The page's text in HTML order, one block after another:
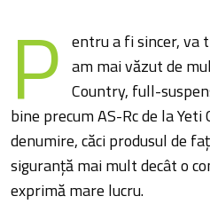
P entru a fi sincer, va
am mai văzut de
Country, full-
bine precum AS-Rc de la Yeti
denumire, căci produsul de
siguranță mai mult decât o
exprimă mare lucru.